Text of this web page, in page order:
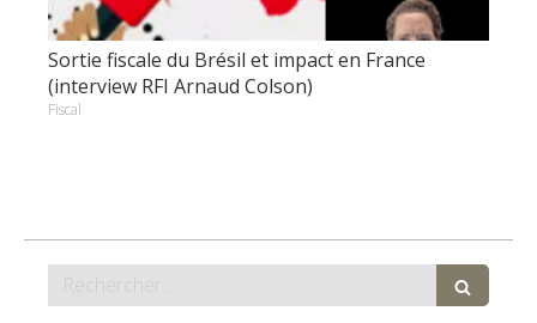
Sortie fiscale du Brésil et impact en France
(interview RFI Arnaud Colson)
Fiscal